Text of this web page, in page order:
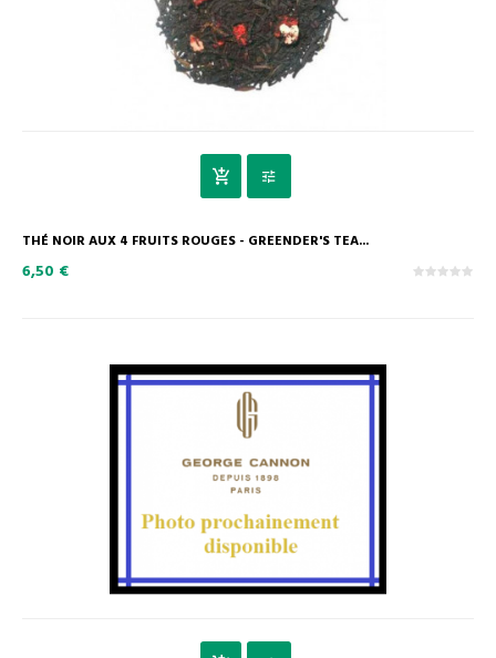
THÉ NOIR AUX 4 FRUITS ROUGES - GREENDER'S TEA...
6,50 €